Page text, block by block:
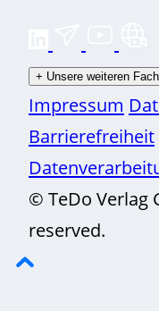
+ Unsere weiteren
Impressum
Barrierefreiheit
© TeDo Verlag
reserved.